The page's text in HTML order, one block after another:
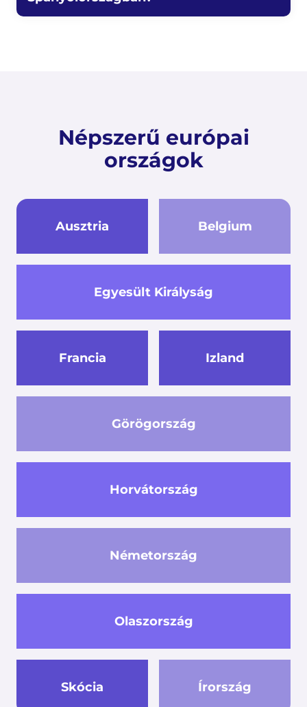
Népszerű európai
országok
Ausztria Belgium
Egyesült Királyság
Francia
Görögország
Horvátország
Izland
Németország
Olaszország
Skócia Írország